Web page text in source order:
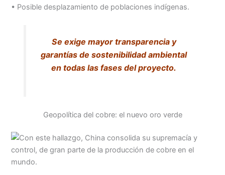
• Posible desplazamiento de poblaciones indígenas.
Se exige mayor transparencia y
garantías de sostenibilidad ambiental
en todas las fases del proyecto.
Geopolítica del cobre: el nuevo oro verde